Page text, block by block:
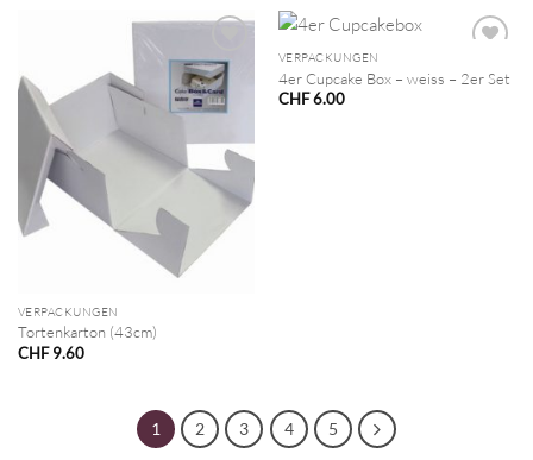
VERPACKUNGEN
Tortenkarton (43cm)
CHF9.60
VERPACKUNGEN
4er Cupcake Box – weiss – 2er Set
CHF6.00
1 2 3 4 5